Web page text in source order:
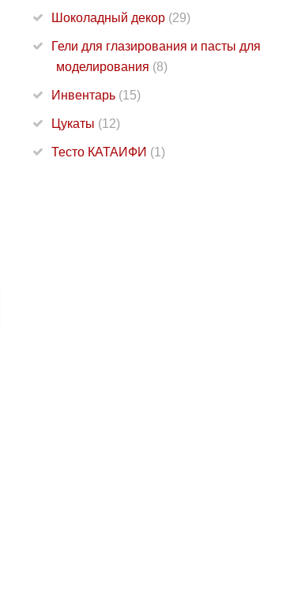
Шоколадный декор (29)
Гели для глазирования и пасты для
моделирования (8)
Инвентарь (15)
Цукаты (12)
Тесто КАТАИФИ (1)